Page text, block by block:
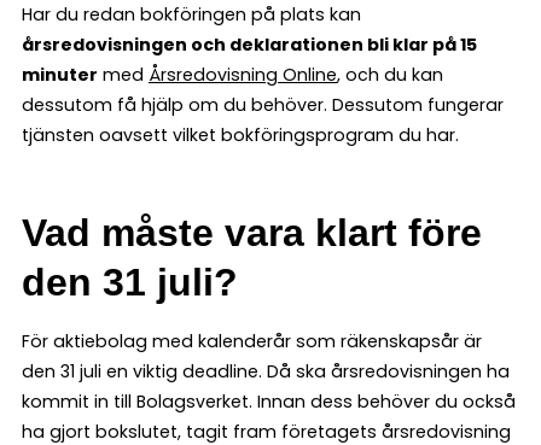
Har du redan bokföringen på plats kan
årsredovisningen och deklarationen bli klar på 15
minuter med Årsredovisning Online, och du kan
dessutom få hjälp om du behöver. Dessutom fungerar
tjänsten oavsett vilket bokföringsprogram du har.
Vad måste vara klart före
den 31 juli?
För aktiebolag med kalenderår som räkenskapsår är
den 31 juli en viktig deadline. Då ska årsredovisningen ha
kommit in till Bolagsverket. Innan dess behöver du också
ha gjort bokslutet, tagit fram företagets årsredovisning